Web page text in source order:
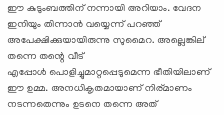
ഈ കുടുംബത്തിന് നന്നായി അറിയാം. വേദന
ഇനിയും തിന്നാന്‍ വയ്യെന്ന് പറഞ്ഞ്
അപേക്ഷിക്കുയായിരുന്നു സുമൈറ. അല്ലെങ്കില്
തന്നെ തന്റെ വീട്
എപ്പോള്‍ പൊളിച്ചുമാറ്റപ്പെടുമെന്ന ഭീതിയിലാണ്
ഈ ഉമ്മ. അനധികൃതമായാണ് നിര്മാണം
നടന്നതെന്നും ഉടനെ തന്നെ അത്